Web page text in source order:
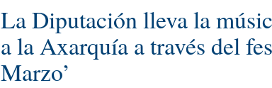
La Diputación lleva la
a la Axarquía a través del
Marzo’